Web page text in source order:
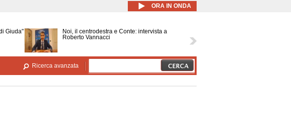
principale ORA IN ONDA
Giuda"
Noi, il centrodestra e Conte: intervista a
Roberto Vannacci
Ricerca avanzata